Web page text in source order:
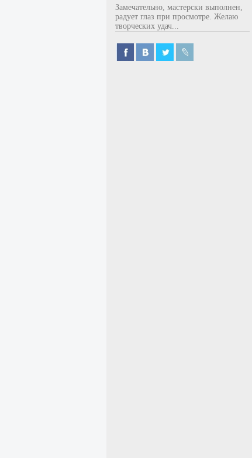
Замечательно, мастерски выполнен,
радует глаз при просмотре. Желаю
творческих удач...